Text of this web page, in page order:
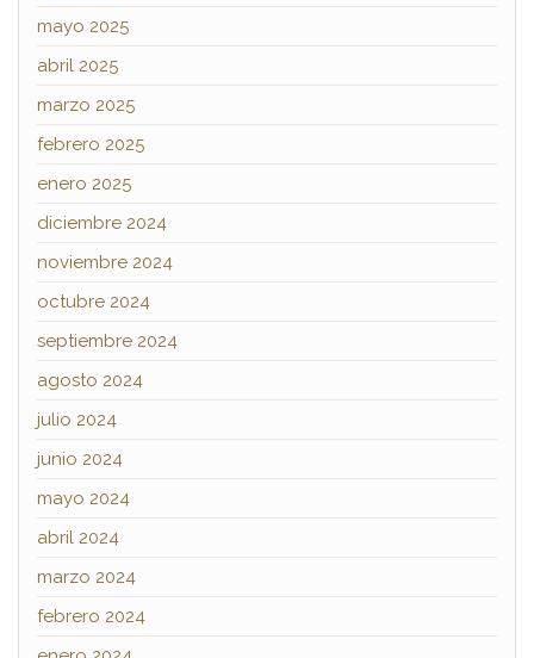
mayo 2025
abril 2025
marzo 2025
febrero 2025
enero 2025
diciembre 2024
noviembre 2024
octubre 2024
septiembre 2024
agosto 2024
julio 2024
junio 2024
mayo 2024
abril 2024
marzo 2024
febrero 2024